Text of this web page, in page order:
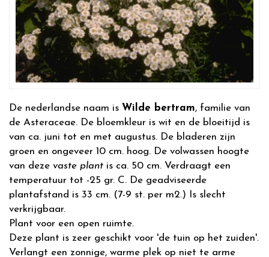
De nederlandse naam is Wilde bertram, familie van
de Asteraceae. De bloemkleur is wit en de bloeitijd is
van ca. juni tot en met augustus. De bladeren zijn
groen en ongeveer 10 cm. hoog. De volwassen hoogte
van deze vaste plant is ca. 50 cm. Verdraagt een
temperatuur tot -25 gr. C. De geadviseerde
plantafstand is 33 cm. (7-9 st. per m2.) Is slecht
verkrijgbaar.
Plant voor een open ruimte.
Deze plant is zeer geschikt voor 'de tuin op het zuiden'.
Verlangt een zonnige, warme plek op niet te arme